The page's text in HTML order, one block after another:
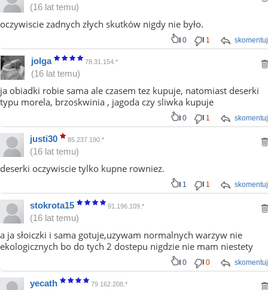
(16 lat temu)
oczywiscie zadnych złych skutków nigdy nie było.
skomentuj
0 1
jolga 78.31.154.*
(16 lat temu)
ja obiadki robie sama ale czasem tez kupuje, natomiast deserki
typu morela, brzoskwinia , jagoda czy sliwka kupuje
skomentuj
0 1
justi30 85.237.190.*
(16 lat temu)
deserki oczywiscie tylko kupne rowniez.
skomentuj
1 1
stokrota15 91.196.109.*
(16 lat temu)
a ja słoiczki i sama gotuje,uzywam normalnych warzyw nie
ekologicznych bo do tych 2 dostepu nigdzie nie mam niestety
skomentuj
0 0
yecath 79.162.208.*